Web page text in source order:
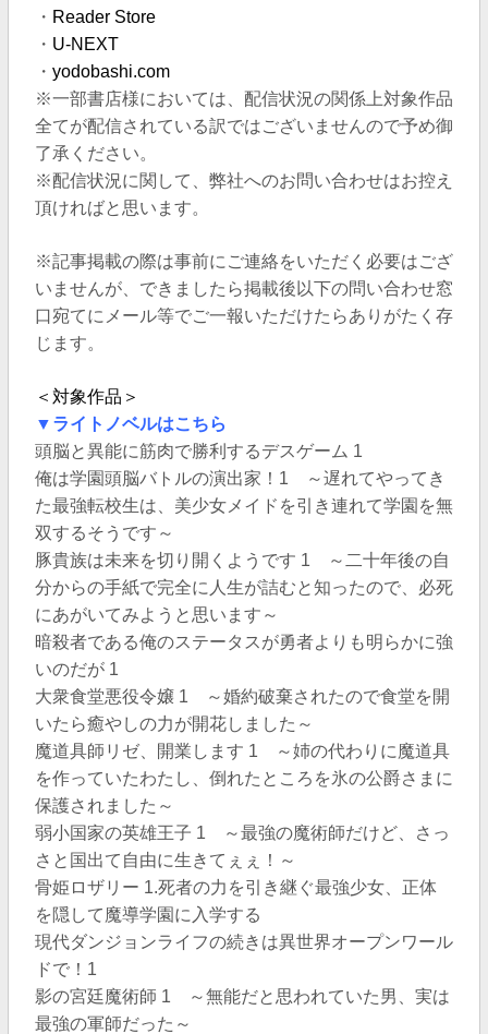
・ Reader Store
・ U-NEXT
・ yodobashi.com
※一部書店様においては、配信状況の関係上対象作品
全てが配信されている訳ではございませんので予め御
了承ください。
※配信状況に関して、弊社へのお問い合わせはお控え
頂ければと思います。
※記事掲載の際は事前にご連絡をいただく必要はござ
いませんが、できましたら掲載後以下の問い合わせ窓
口宛てにメール等でご一報いただけたらありがたく存
じます。
＜対象作品＞
▼ライトノベルはこちら
頭脳と異能に筋肉で勝利するデスゲーム 1
俺は学園頭脳バトルの演出家！1 ～遅れてやってき
た最強転校生は、美少女メイドを引き連れて学園を無
双するそうです～
豚貴族は未来を切り開くようです 1 ～二十年後の自
分からの手紙で完全に人生が詰むと知ったので、必死
にあがいてみようと思います～
暗殺者である俺のステータスが勇者よりも明らかに強
いのだが 1
大衆食堂悪役令嬢 1 ～婚約破棄されたので食堂を開
いたら癒やしの力が開花しました～
魔道具師リゼ、開業します 1 ～姉の代わりに魔道具
を作っていたわたし、倒れたところを氷の公爵さまに
保護されました～
弱小国家の英雄王子 1 ～最強の魔術師だけど、さっ
さと国出て自由に生きてぇぇ！～
骨姫ロザリー 1.死者の力を引き継ぐ最強少女、正体
を隠して魔導学園に入学する
現代ダンジョンライフの続きは異世界オープンワール
ドで！1
影の宮廷魔術師 1 ～無能だと思われていた男、実は
最強の軍師だった～